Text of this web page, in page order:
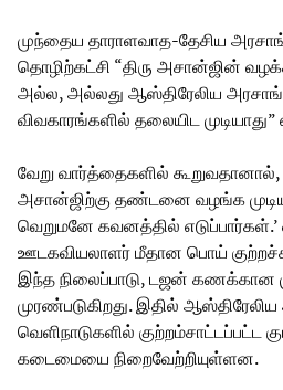
முந்தைய தாராளவாத-தேசிய
தொழிற்கட்சி “திரு அசான்ஜின்
அல்ல, அல்லது ஆஸ்திரேலிய
விவகாரங்களில் தலையிட முடியாது”
வேறு வார்த்தைகளில் கூறுவதானால்,
அசான்ஜிற்கு தண்டனை வழங்க
வெறுமனே கவனத்தில் எடுப்பார்கள்.’
ஊடகவியலாளர் மீதான பொய்
இந்த நிலைப்பாடு, டஜன்
முரண்படுகிறது. இதில்
வெளிநாடுகளில் குற்றம்சாட்டப்பட்ட
கடைமையை நிறைவேற்றியுள்ளன.